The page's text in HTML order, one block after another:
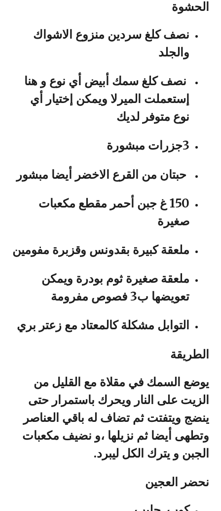
الحشوة
نصف كلغ سردين منزوع الاشواك
والجلد
نصف كلغ سمك أبيض أي نوع و هنا
إستعملت الميرلا ويمكن إختيار أي
نوع متوفر لديك
3جزرات مبشورة
حبتان من القرع الاخضر أيضا مبشور
150 غ جبن أحمر مقطع مكعبات
صغيرة
ملعقة كبيرة بقدونس وقزبرة مفومين
ملعقة صغيرة ثوم بودرة ويمكن
تعويضها ب3 فصوص مفرومة
التوابل مشكلة كالمعتاد مع زعتر بري
الطريقة
يوضع السمك في مقلاة مع القليل من
الزيت على النار ويحرك باستمرار حتى
ينضج ويتفتت ثم تضاف له باقي العناصر
وتطهى أيضا ثم نزيلها ،و نضيف مكعبات
الجبن و يترك الكل ليبرد.
نحضر العجين